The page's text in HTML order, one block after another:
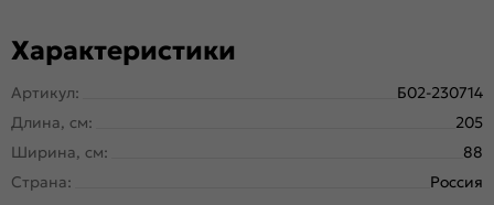
Характеристики
Артикул:
Б02-230714
Длина, см:
205
Ширина, см:
88
Страна:
Россия